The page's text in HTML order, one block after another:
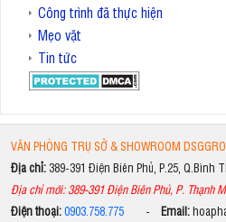
Công trình đã thực hiện
Mẹo vặt
Tin tức
VĂN PHÒNG TRỤ SỞ & SHOWROOM
Địa chỉ: 389-391 Điện Biên Phủ, P.25, Q.Bình
Địa chỉ mới: 389-391 Điện Biên Phủ, P. Thạnh
Điện thoại:0903.758.775- Email: